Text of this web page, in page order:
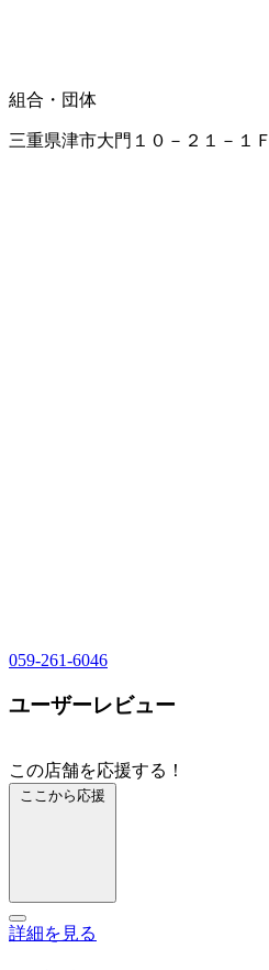
組合・団体
三重県津市大門１０－２１－１Ｆ
059-261-6046
ユーザーレビュー
この店舗を応援する！
ここから応援
詳細を見る